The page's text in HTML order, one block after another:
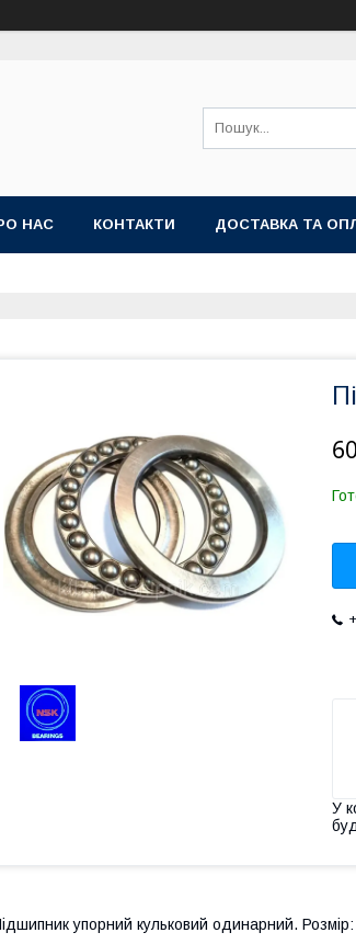
НАС КОНТАКТИ ДОСТАВКА ТА
У
упорний кульковий одинарний.